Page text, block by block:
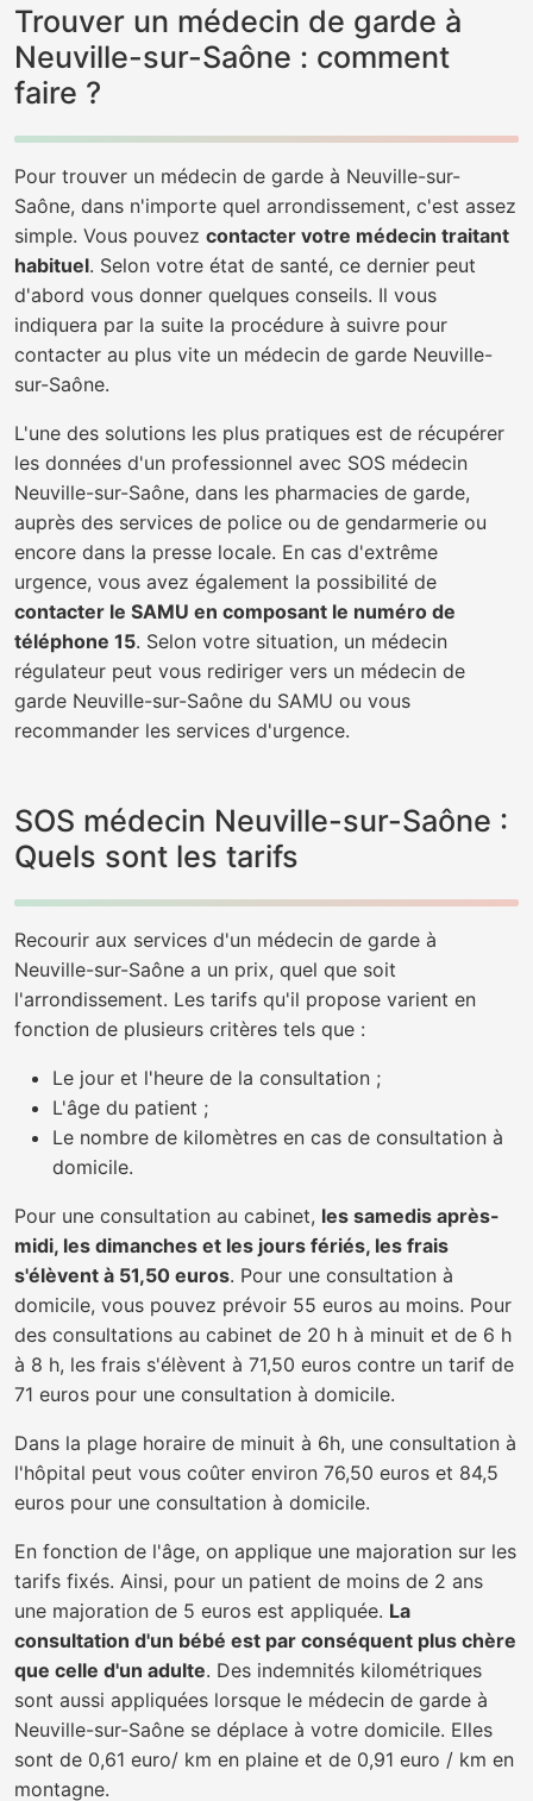
Trouver un médecin de garde à
Neuville-sur-Saône : comment
faire ?
Pour trouver un médecin de garde à Neuville-sur-
Saône, dans n'importe quel arrondissement, c'est assez
simple. Vous pouvez contacter votre médecin traitant
habituel. Selon votre état de santé, ce dernier peut
d'abord vous donner quelques conseils. Il vous
indiquera par la suite la procédure à suivre pour
contacter au plus vite un médecin de garde Neuville-
sur-Saône.
L'une des solutions les plus pratiques est de récupérer
les données d'un professionnel avec SOS médecin
Neuville-sur-Saône, dans les pharmacies de garde,
auprès des services de police ou de gendarmerie ou
encore dans la presse locale. En cas d'extrême
urgence, vous avez également la possibilité de
contacter le SAMU en composant le numéro de
téléphone 15. Selon votre situation, un médecin
régulateur peut vous rediriger vers un médecin de
garde Neuville-sur-Saône du SAMU ou vous
recommander les services d'urgence.
SOS médecin Neuville-sur-Saône :
Quels sont les tarifs
Recourir aux services d'un médecin de garde à
Neuville-sur-Saône a un prix, quel que soit
l'arrondissement. Les tarifs qu'il propose varient en
fonction de plusieurs critères tels que :
Le jour et l'heure de la consultation ;
L'âge du patient ;
Le nombre de kilomètres en cas de consultation à
domicile.
Pour une consultation au cabinet, les samedis après-
midi, les dimanches et les jours fériés, les frais
s'élèvent à 51,50 euros. Pour une consultation à
domicile, vous pouvez prévoir 55 euros au moins. Pour
des consultations au cabinet de 20 h à minuit et de 6 h
à 8 h, les frais s'élèvent à 71,50 euros contre un tarif de
71 euros pour une consultation à domicile.
Dans la plage horaire de minuit à 6h, une consultation à
l'hôpital peut vous coûter environ 76,50 euros et 84,5
euros pour une consultation à domicile.
En fonction de l'âge, on applique une majoration sur les
tarifs fixés. Ainsi, pour un patient de moins de 2 ans
une majoration de 5 euros est appliquée. La
consultation d'un bébé est par conséquent plus chère
que celle d'un adulte. Des indemnités kilométriques
sont aussi appliquées lorsque le médecin de garde à
Neuville-sur-Saône se déplace à votre domicile. Elles
sont de 0,61 euro/ km en plaine et de 0,91 euro / km en
montagne.